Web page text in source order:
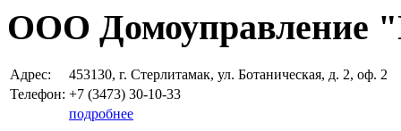
ООО Домоуправление
Адрес:
453130, г. Стерлитамак, ул. Ботаническая, д. 2, оф. 2
Телефон: +7 (3473) 30-10-33
подробнее